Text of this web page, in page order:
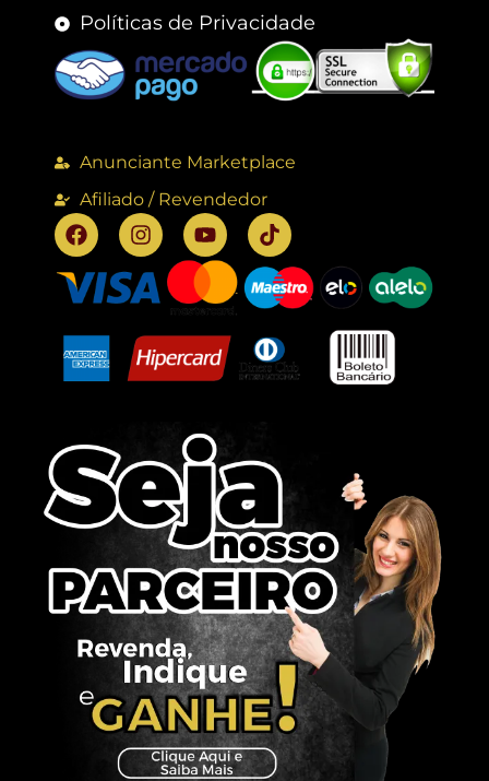
Políticas de Privacidade
Anunciante Marketplace
Afiliado / Revendedor